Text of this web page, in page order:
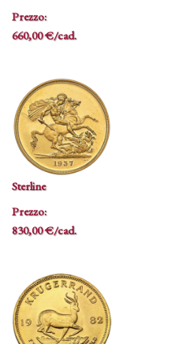
Prezzo:
660,00 €/cad.
Sterline
Prezzo:
830,00 €/cad.